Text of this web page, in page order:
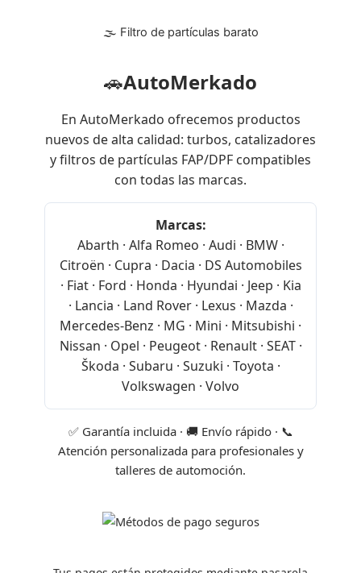
🌫 Filtro de partículas barato
🚗AutoMerkado
En AutoMerkado ofrecemos productos
nuevos de alta calidad: turbos, catalizadores
y filtros de partículas FAP/DPF compatibles
con todas las marcas.
Marcas:
Abarth · Alfa Romeo · Audi · BMW ·
Citroën · Cupra · Dacia · DS Automobiles
· Fiat · Ford · Honda · Hyundai · Jeep · Kia
· Lancia · Land Rover · Lexus · Mazda ·
Mercedes-Benz · MG · Mini · Mitsubishi ·
Nissan · Opel · Peugeot · Renault · SEAT ·
Škoda · Subaru · Suzuki · Toyota ·
Volkswagen · Volvo
✅ Garantía incluida · 🚚 Envío rápido · 📞
Atención personalizada para profesionales y
talleres de automoción.